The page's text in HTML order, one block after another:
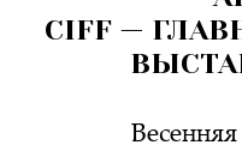
CIFF —